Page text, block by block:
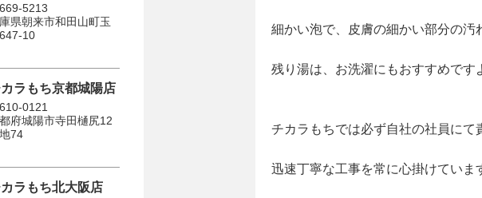
細かい泡で、皮膚の細かい部分の汚
残り湯は、お洗濯にもおすすめです
チカラもちでは必ず自社の社員にて
迅速丁寧な工事を常に心掛けていま
5213
県朝来市和田山町玉
10
ラもち京都城陽店
0121
府城陽市寺田樋尻12
74
ラもち北大阪店